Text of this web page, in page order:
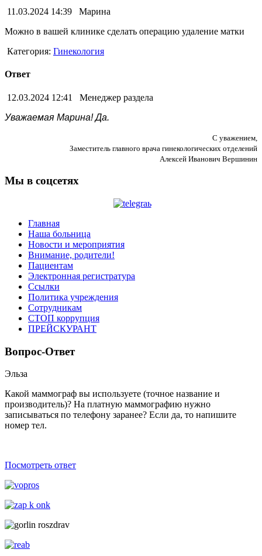
11.03.2024 14:39
Марина
Можно в вашей клинике сделать операцию удаление матки
Категория: Гинекология
Ответ
12.03.2024 12:41
Менеджер раздела
Уважаемая Марина! Да.
С уважением,
Заместитель главного врача гинекологических отделений
Алексей Иванович Вершинин
Мы в соцсетях
Главная
Наша больница
Новости и мероприятия
Внимание, родители!
Пациентам
Электронная регистратура
Ссылки
Политика учреждения
Сотрудникам
СТОП коррупция
ПРЕЙСКУРАНТ
Вопрос-Ответ
Эльза
Какой маммограф вы используете (точное название и
производитель)? На платную маммографию нужно
записываться по телефону заранее? Если да, то напишите
номер тел.
Посмотреть ответ